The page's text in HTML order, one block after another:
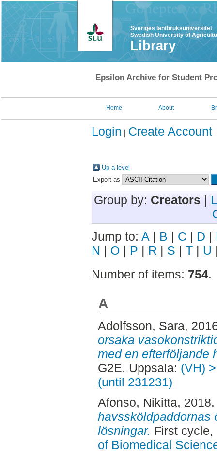
Sveriges lantbruksuniversitet
Swedish University of
Library
Epsilon Archive for Student
Home About
Login Create Account
Up a level
Export as
Group by: Creators |
Jump to: A | B | C | D |
N | O | P | R | S | T | U
Number of items: 754.
A
Adolfsson, Sara,
orsaka
med en efterföljande
G2E. Uppsala: (VH)
(until 231231)
Afonso, Nikitta,
havssköldpaddornas
lösningar. First
of Biomedical